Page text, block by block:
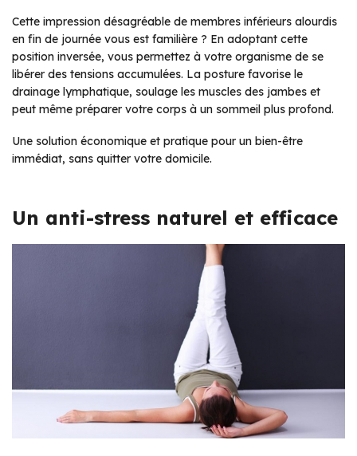
Cette impression désagréable de membres inférieurs alourdis
en fin de journée vous est familière ? En adoptant cette
position inversée, vous permettez à votre organisme de se
libérer des tensions accumulées. La posture favorise le
drainage lymphatique, soulage les muscles des jambes et
peut même préparer votre corps à un sommeil plus profond.
Une solution économique et pratique pour un bien-être
immédiat, sans quitter votre domicile.
Un anti-stress naturel et efficace